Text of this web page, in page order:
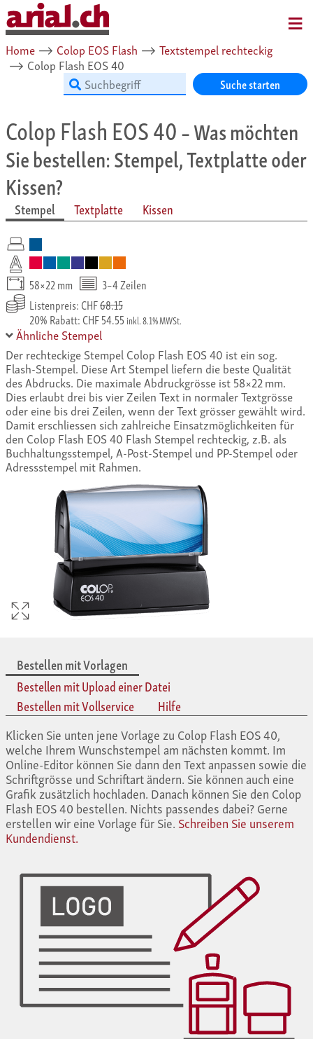
Home ⟶ Colop EOS Flash ⟶ Textstempel rechteckig
⟶ Colop Flash EOS 40
Suche starten
Colop Flash EOS 40– Was möchten
Sie bestellen: Stempel, Textplatte oder
Kissen?
Stempel Textplatte Kissen
58×22 mm
3–4 Zeilen
Listenpreis: CHF68.15
20% Rabatt: CHF 54.55 inkl. 8.1% MWSt.
Ähnliche Stempel
Der rechteckige Stempel Colop Flash EOS 40 ist ein sog.
Flash-Stempel. Diese Art Stempel liefern die beste Qualität
des Abdrucks. Die maximale Abdruckgrösse ist 58×22 mm.
Dies erlaubt drei bis vier Zeilen Text in normaler Textgrösse
oder eine bis drei Zeilen, wenn der Text grösser gewählt wird.
Damit erschliessen sich zahlreiche Einsatzmöglichkeiten für
den Colop Flash EOS 40 Flash Stempel rechteckig, z.B. als
Buchhaltungsstempel, A-Post-Stempel und PP-Stempel oder
Adressstempel mit Rahmen.
Bestellen mit Vorlagen
Bestellen mit Upload einer Datei
Bestellen mit Vollservice
Hilfe
Klicken Sie unten jene Vorlage zu Colop Flash EOS 40,
welche Ihrem Wunschstempel am nächsten kommt. Im
Online-Editor können Sie dann den Text anpassen sowie die
Schriftgrösse und Schriftart ändern. Sie können auch eine
Grafik zusätzlich hochladen. Danach können Sie den Colop
Flash EOS 40 bestellen. Nichts passendes dabei? Gerne
erstellen wir eine Vorlage für Sie. Schreiben Sie unserem
Kundendienst.